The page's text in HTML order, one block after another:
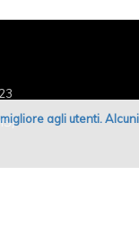
agli utenti.